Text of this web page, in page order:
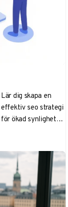
Lär dig skapa en
effektiv seo strategi
för ökad synlighet
med
nyckelordsanalys,
trender för 2025 och
tips för svenska
företag – börja